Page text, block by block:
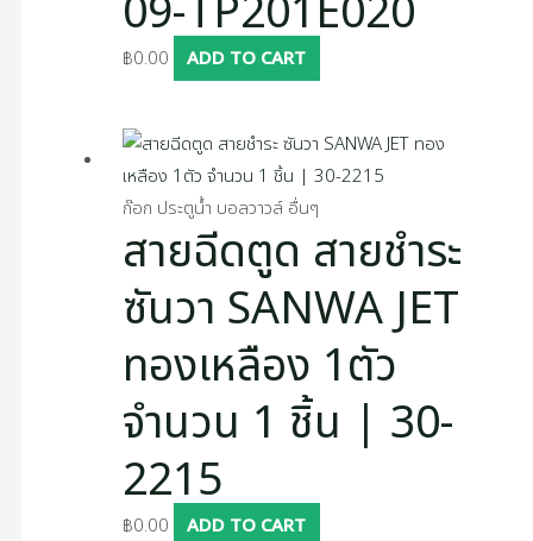
฿0.00 ADD TO CART
ก๊อก ประตูน้ำ บอลวาวล์ อื่นๆ
สายฉีดตูด สายชำระ
ซันวา SANWA JET
ทองเหลือง 1ตัว
จำนวน 1 ชิ้น | 30-
2215
฿0.00 ADD TO CART